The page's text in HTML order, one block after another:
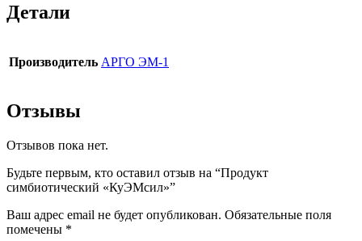
Детали
Производитель АРГО ЭМ-1
Отзывы
Отзывов пока нет.
Будьте первым, кто оставил отзыв на “Продукт
симбиотический «КуЭМсил»”
Ваш адрес email не будет опубликован. Обязательные поля
помечены *